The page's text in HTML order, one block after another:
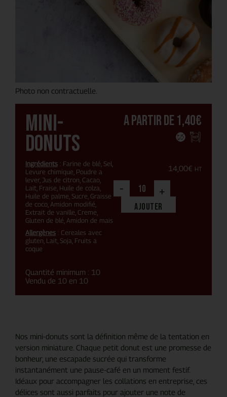
Photo non contractuelle.
Mini-
donuts
Ingrédients : Farine de blé, Sel,
Levure chimique, Poudre a
lever, Jus de citron, Cacao,
Lait, Fraise, Huile de colza,
Huile de palme, Sucre, Graisse
de coco, Amidon modifié,
Extrait de vanille, Creme,
Gluten de blé, Amidon de mais
Allergènes : Cereales avec
gluten, Lait, Soja, Fruits a
coque
Quantité minimum : 10
Vendu de 10 en 10
A partir de1,40€
14,00€ HT
- +
Ajouter
Nos mini-donuts sont la définition même de la tentation en
version miniature. Chaque petit donut est une promesse de
bonheur, une escapade sucrée qui transforme
instantanément une pause-café en un moment festif.
Idéaux pour accompagner les collations en entreprise, ces
délices sont aussi parfaits pour ajouter une note de